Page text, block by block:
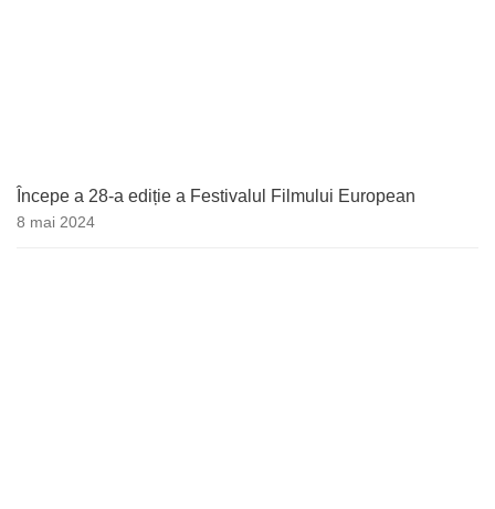
Începe a 28-a ediție a Festivalul Filmului European
8 mai 2024